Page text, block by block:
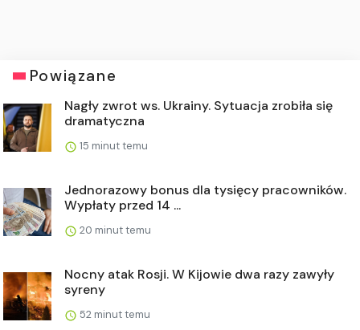
Powiązane
Nagły zwrot ws. Ukrainy. Sytuacja zrobiła się
dramatyczna
15 minut temu
Jednorazowy bonus dla tysięcy pracowników.
Wypłaty przed 14 ...
20 minut temu
Nocny atak Rosji. W Kijowie dwa razy zawyły
syreny
52 minut temu